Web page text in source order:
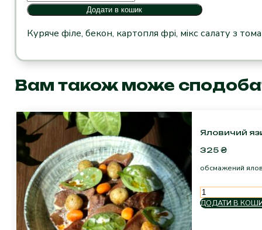
філе
в
беконі
картоплею
кількість
Додати в кошик
Куряче філе, бекон, картопля фрі, мікс салату з
Вам також може
Яловичий
325₴
обсмажений
Яловичий
язик
з
ДОДАТИ В